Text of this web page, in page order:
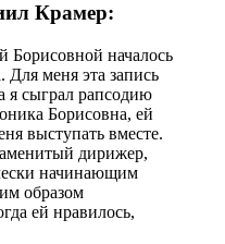
Крамер:
Борисовной началось
Для меня эта запись
я сыграл рапсодию
Борисовна, ей
выступать вместе.
дирижер,
начинающим
образом
ей нравилось,